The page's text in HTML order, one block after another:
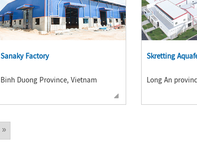
Sanaky Factory
Binh Duong Province, Vietnam
Skretting
Long An
»